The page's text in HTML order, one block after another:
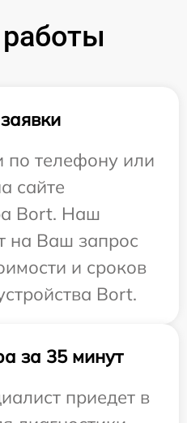
по телефону или
сайте
Bort. Наш
на Ваш запрос
и сроков
Bort.
за 35 минут
приедет в